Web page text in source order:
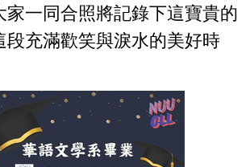
家一同合照將記錄下這寶貴的
段充滿歡笑與淚水的美好時